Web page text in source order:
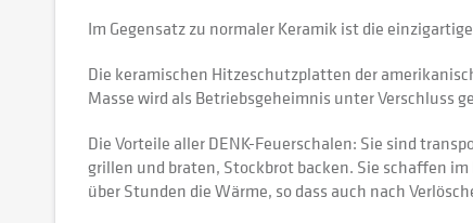
Im Gegensatz zu normaler Keramik ist die
Die keramischen Hitzeschutzplatten der
Masse wird als Betriebsgeheimnis unter Verschluss
Die Vorteile aller DENK-Feuerschalen: Sie sind
grillen und braten, Stockbrot backen. Sie schaffen
über Stunden die Wärme, so dass auch nach